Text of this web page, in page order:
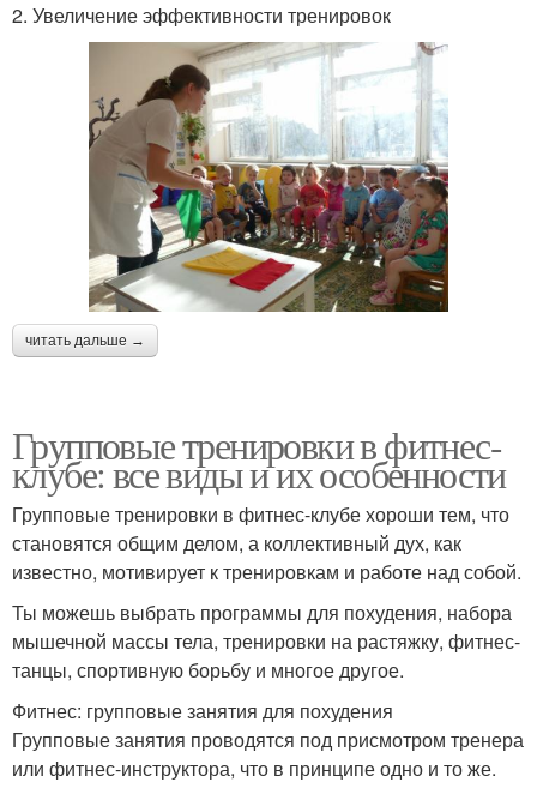
2. Увеличение эффективности тренировок
читать дальше →
Групповые тренировки в фитнес-
клубе: все виды и их особенности
Групповые тренировки в фитнес-клубе хороши тем, что
становятся общим делом, а коллективный дух, как
известно, мотивирует к тренировкам и работе над собой.
Ты можешь выбрать программы для похудения, набора
мышечной массы тела, тренировки на растяжку, фитнес-
танцы, спортивную борьбу и многое другое.
Фитнес: групповые занятия для похудения
Групповые занятия проводятся под присмотром тренера
или фитнес-инструктора, что в принципе одно и то же.